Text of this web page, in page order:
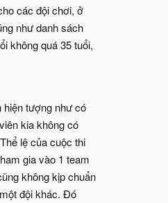
các đội chơi, ở
như danh sách
không quá 35 tuổi,
hiện tượng như có
kia không có
lệ của cuộc thi
gia vào 1 team
không kịp chuẩn
đội khác. Đó